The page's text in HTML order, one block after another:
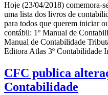
Hoje (23/04/2018) comemora-
uma lista dos livros de
para todos que querem iniciar
contábil: 1º Manual de
Manual de Contabilidade
Editora Atlas 3º
CFC publica
Contabilidade